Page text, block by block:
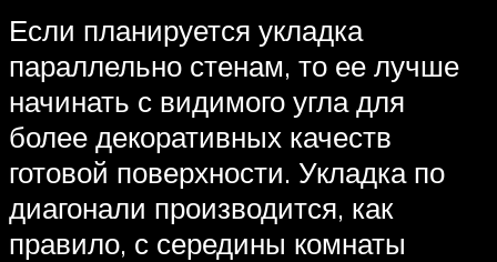
Если планируется укладка
параллельно стенам, то ее лучше
начинать с видимого угла для
более декоративных качеств
готовой поверхности. Укладка по
диагонали производится, как
правило, с середины комнаты